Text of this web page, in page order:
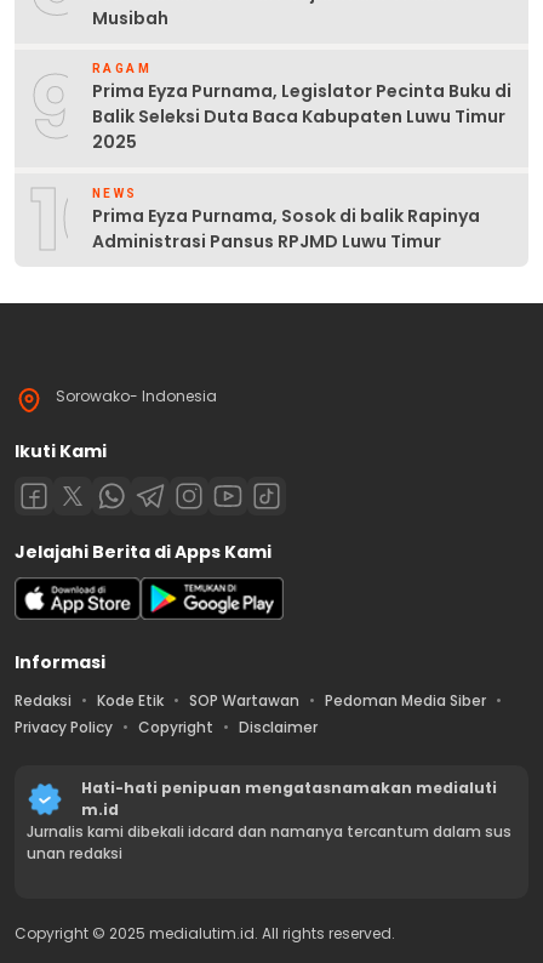
Musibah
9 RAGAM
Prima Eyza Purnama, Legislator Pecinta Buku di
Balik Seleksi Duta Baca Kabupaten Luwu Timur
2025
10NEWS
Prima Eyza Purnama, Sosok di balik Rapinya
Administrasi Pansus RPJMD Luwu Timur
Sorowako- Indonesia
Ikuti Kami
Jelajahi Berita di Apps Kami
Informasi
Redaksi Kode Etik SOP Wartawan
Pedoman Media Siber
Privacy Policy
Copyright Disclaimer
Hati-hati penipuan mengatasnamakan medialuti
m.id
Jurnalis kami dibekali idcard dan namanya tercantum dalam sus
unan redaksi
Copyright © 2025 medialutim.id. All rights reserved.